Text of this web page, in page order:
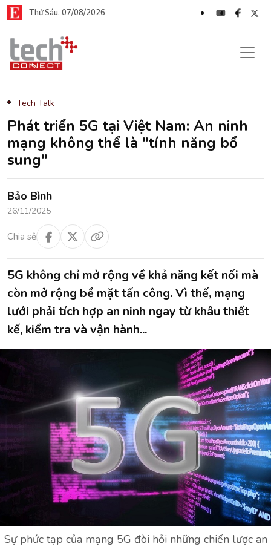
Thứ Sáu, 07/08/2026
Tech Talk
Phát triển 5G tại Việt Nam: An ninh
mạng không thể là "tính năng bổ
sung"
Bảo Bình
26/11/2025
Chia sẻ
5G không chỉ mở rộng về khả năng kết nối mà
còn mở rộng bề mặt tấn công. Vì thế, mạng
lưới phải tích hợp an ninh ngay từ khâu thiết
kế, kiểm tra và vận hành...
Sự phức tạp của mạng 5G đòi hỏi những chiến lược an